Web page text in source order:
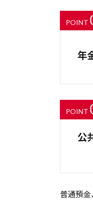
POINT
年
POINT
公
普通預